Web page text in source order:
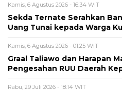
Kamis, 6 Agustus 2026 - 16:34 WIT
Sekda Ternate Serahkan
Uang Tunai kepada Warga
Kamis, 6 Agustus 2026 - 01:25 WIT
Graal Taliawo dan Harapan
Pengesahan RUU Daerah
Rabu, 29 Juli 2026 - 18:14 WIT